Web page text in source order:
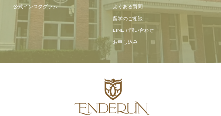
公式インスタグラム よくある質問
留学のご相談
LINEで問い合わせ
お申し込み